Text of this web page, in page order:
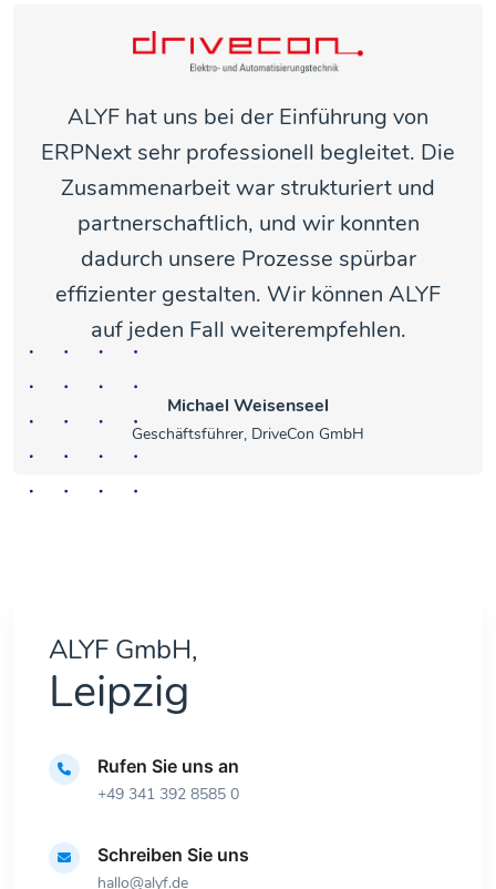
ALYF hat uns bei der Einführung von
ERPNext sehr professionell begleitet. Die
Zusammenarbeit war strukturiert und
partnerschaftlich, und wir konnten
dadurch unsere Prozesse spürbar
effizienter gestalten. Wir können ALYF
auf jeden Fall weiterempfehlen.
Michael Weisenseel
Geschäftsführer, DriveCon GmbH
ALYF GmbH,
Leipzig
Rufen Sie uns an
+49 341 392 8585 0
Schreiben Sie uns
hallo@alyf.de